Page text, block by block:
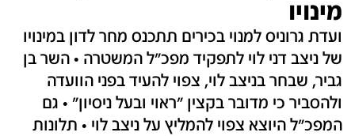
מינויו
ועדת גרוניס למנוי בכירים תתכנס מחר לדון במינויו
של ניצב דני לוי לתפקיד מפכ"ל המשטרה • השר בן
גביר, שבחר בניצב לוי, צפוי להעיד בפני הוועדה
ולהסביר כי מדובר בקצין "ראוי ובעל ניסיון" • גם
המפכ"ל היוצא צפוי להמליץ על ניצב לוי • תלונות